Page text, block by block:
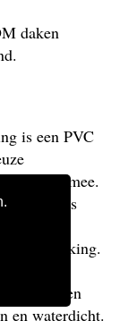
daken
is een PVC
15 jaar mee.
mee en is
heeft
dakbedekking.
dan een
bitumen
en waterdicht.